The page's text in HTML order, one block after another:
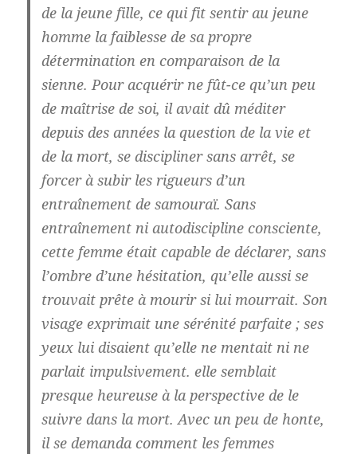
de la jeune fille, ce qui fit sentir au jeune
homme la faiblesse de sa propre
détermination en comparaison de la
sienne. Pour acquérir ne fût-ce qu’un peu
de maîtrise de soi, il avait dû méditer
depuis des années la question de la vie et
de la mort, se discipliner sans arrêt, se
forcer à subir les rigueurs d’un
entraînement de samouraï. Sans
entraînement ni autodiscipline consciente,
cette femme était capable de déclarer, sans
l’ombre d’une hésitation, qu’elle aussi se
trouvait prête à mourir si lui mourrait. Son
visage exprimait une sérénité parfaite ; ses
yeux lui disaient qu’elle ne mentait ni ne
parlait impulsivement. elle semblait
presque heureuse à la perspective de le
suivre dans la mort. Avec un peu de honte,
il se demanda comment les femmes